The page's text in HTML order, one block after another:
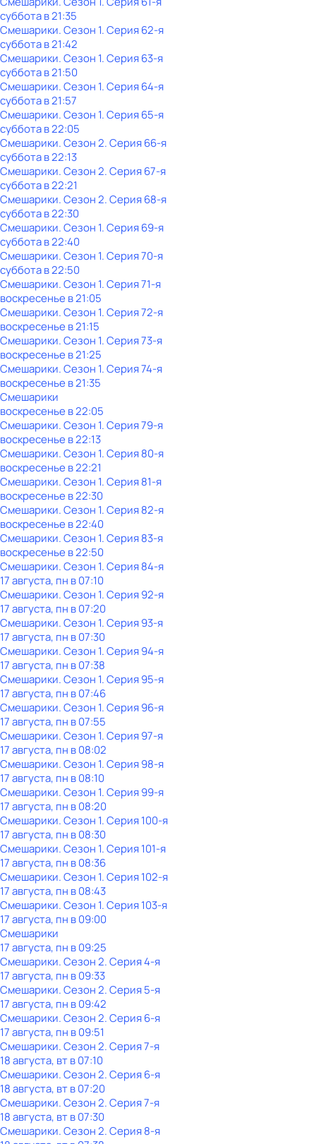
субботав21:35
Смешарики. Сезон 1. Серия 62-я
субботав21:42
Смешарики. Сезон 1. Серия 63-я
субботав21:50
Смешарики. Сезон 1. Серия 64-я
субботав21:57
Смешарики. Сезон 1. Серия 65-я
субботав22:05
Смешарики. Сезон 2. Серия 66-я
субботав22:13
Смешарики. Сезон 2. Серия 67-я
субботав22:21
Смешарики. Сезон 2. Серия 68-я
субботав22:30
Смешарики. Сезон 1. Серия 69-я
субботав22:40
Смешарики. Сезон 1. Серия 70-я
субботав22:50
Смешарики. Сезон 1. Серия 71-я
воскресенье в21:05
Смешарики. Сезон 1. Серия 72-я
воскресенье в21:15
Смешарики. Сезон 1. Серия 73-я
воскресенье в21:25
Смешарики. Сезон 1. Серия 74-я
воскресенье в21:35
Смешарики
воскресенье в22:05
Смешарики. Сезон 1. Серия 79-я
воскресенье в22:13
Смешарики. Сезон 1. Серия 80-я
воскресенье в22:21
Смешарики. Сезон 1. Серия 81-я
воскресенье в22:30
Смешарики. Сезон 1. Серия 82-я
воскресенье в22:40
Смешарики. Сезон 1. Серия 83-я
воскресенье в22:50
Смешарики. Сезон 1. Серия 84-я
17 августа, пн в 07:10
Смешарики. Сезон 1. Серия 92-я
17 августа, пн в 07:20
Смешарики. Сезон 1. Серия 93-я
17 августа, пн в 07:30
Смешарики. Сезон 1. Серия 94-я
17 августа, пн в 07:38
Смешарики. Сезон 1. Серия 95-я
17 августа, пн в 07:46
Смешарики. Сезон 1. Серия 96-я
17 августа, пн в 07:55
Смешарики. Сезон 1. Серия 97-я
17 августа, пн в 08:02
Смешарики. Сезон 1. Серия 98-я
17 августа, пн в 08:10
Смешарики. Сезон 1. Серия 99-я
17 августа, пн в 08:20
Смешарики. Сезон 1. Серия 100-я
17 августа, пн в 08:30
Смешарики. Сезон 1. Серия 101-я
17 августа, пн в 08:36
Смешарики. Сезон 1. Серия 102-я
17 августа, пн в 08:43
Смешарики. Сезон 1. Серия 103-я
17 августа, пн в 09:00
Смешарики
17 августа, пн в 09:25
Смешарики. Сезон 2. Серия 4-я
17 августа, пн в 09:33
Смешарики. Сезон 2. Серия 5-я
17 августа, пн в 09:42
Смешарики. Сезон 2. Серия 6-я
17 августа, пн в 09:51
Смешарики. Сезон 2. Серия 7-я
18 августа, вт в 07:10
Смешарики. Сезон 2. Серия 6-я
18 августа, вт в 07:20
Смешарики. Сезон 2. Серия 7-я
18 августа, вт в 07:30
Смешарики. Сезон 2. Серия 8-я